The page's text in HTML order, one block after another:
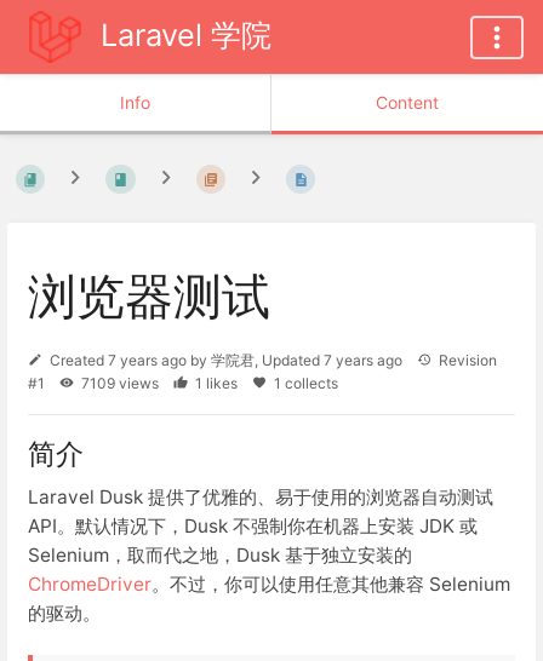
Laravel 学院
Info Content
浏览器测试
Created 7 years ago by 学院君, Updated 7 years ago
Revision
#1
7109 views 1 likes 1 collects
简介
Laravel Dusk 提供了优雅的、易于使用的浏览器自动测试
API。默认情况下，Dusk 不强制你在机器上安装 JDK 或
Selenium，取而代之地，Dusk 基于独立安装的
ChromeDriver。不过，你可以使用任意其他兼容 Selenium
的驱动。